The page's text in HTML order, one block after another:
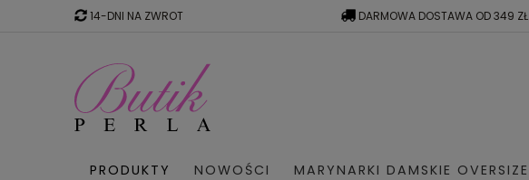
14-DNI NA ZWROT DARMOWA DOSTAWA OD 349 ZŁ
PRODUKTY NOWOŚCI MARYNARKI DAMSKIE OVERSIZE